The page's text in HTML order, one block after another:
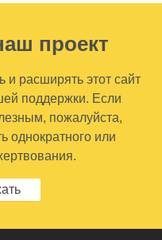
проект
и расширять этот сайт
поддержки. Если
пожалуйста,
однократного или